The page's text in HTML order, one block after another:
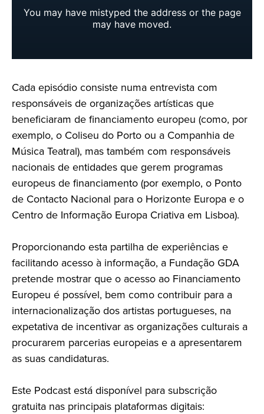
Cada episódio consiste numa entrevista com
responsáveis de organizações artísticas que
beneficiaram de financiamento europeu (como, por
exemplo, o Coliseu do Porto ou a Companhia de
Música Teatral), mas também com responsáveis
nacionais de entidades que gerem programas
europeus de financiamento (por exemplo, o Ponto
de Contacto Nacional para o Horizonte Europa e o
Centro de Informação Europa Criativa em Lisboa).
Proporcionando esta partilha de experiências e
facilitando acesso à informação, a Fundação GDA
pretende mostrar que o acesso ao Financiamento
Europeu é possível, bem como contribuir para a
internacionalização dos artistas portugueses, na
expetativa de incentivar as organizações culturais a
procurarem parcerias europeias e a apresentarem
as suas candidaturas.
Este Podcast está disponível para subscrição
gratuita nas principais plataformas digitais: